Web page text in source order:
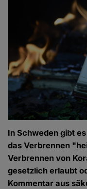
In Schweden gibt
das Verbrennen
Verbrennen von
gesetzlich erlaubt
Kommentar aus